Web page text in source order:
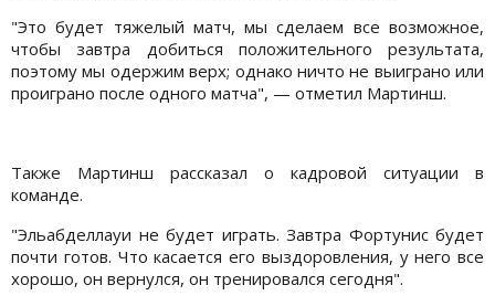
"Это будет тяжелый матч, мы сделаем все возможное,
чтобы завтра добиться положительного результата,
поэтому мы одержим верх; однако ничто не выиграно или
проиграно после одного матча", — отметил Мартинш.
Также Мартинш рассказал о кадровой ситуации в
команде.
"Эльабделлауи не будет играть. Завтра Фортунис будет
почти готов. Что касается его выздоровления, у него все
хорошо, он вернулся, он тренировался сегодня".